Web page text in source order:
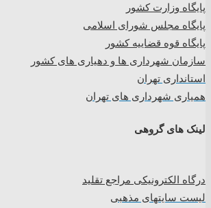
پایگاه وزارت کشور
پایگاه مجلس شورای اسلامی
پایگاه قوه قضاییه کشور
سازمان شهرداری ها و دهیاری های کشور
استانداری تهران
همیاری شهرداری های تهران
لینک های گروهی
درگاه الکترونیکی مراجع تقلید
لیست سایتهای مذهبی